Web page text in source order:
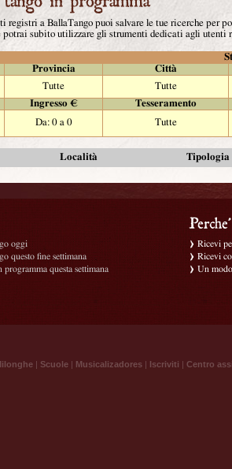
registri a BallaTango puoi salvare le tue ricerche per
potrai subito utilizzare gli strumenti dedicati agli utenti
Provincia Città
Tutte Tutte
Ingresso €
Tesseramento
Da: 0 a 0 Tutte
Località Tipologia
oggi
questo fine settimana
questa settimana
Ricevi
Ricevi
Un
| Scuole | Musicalizadores | Iscriviti | Centro